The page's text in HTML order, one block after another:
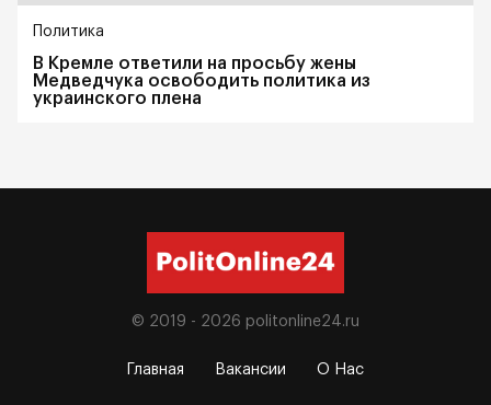
Политика
В Кремле ответили на просьбу жены
Медведчука освободить политика из
украинского плена
© 2019 - 2026 politonline24.ru
Главная Вакансии О Нас